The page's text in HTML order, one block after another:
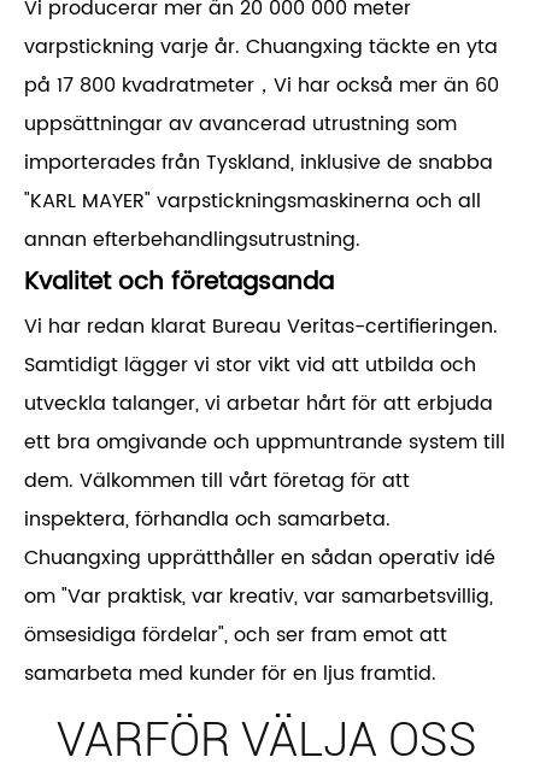
Vi producerar mer än 20 000 000 meter
varpstickning varje år. Chuangxing täckte en yta
på 17 800 kvadratmeter，Vi har också mer än 60
uppsättningar av avancerad utrustning som
importerades från Tyskland, inklusive de snabba
"KARL MAYER" varpstickningsmaskinerna och all
annan efterbehandlingsutrustning.
Kvalitet och företagsanda
Vi har redan klarat Bureau Veritas-certifieringen.
Samtidigt lägger vi stor vikt vid att utbilda och
utveckla talanger, vi arbetar hårt för att erbjuda
ett bra omgivande och uppmuntrande system till
dem. Välkommen till vårt företag för att
inspektera, förhandla och samarbeta.
Chuangxing upprätthåller en sådan operativ idé
om "Var praktisk, var kreativ, var samarbetsvillig,
ömsesidiga fördelar", och ser fram emot att
samarbeta med kunder för en ljus framtid.
VARFÖR VÄLJA OSS